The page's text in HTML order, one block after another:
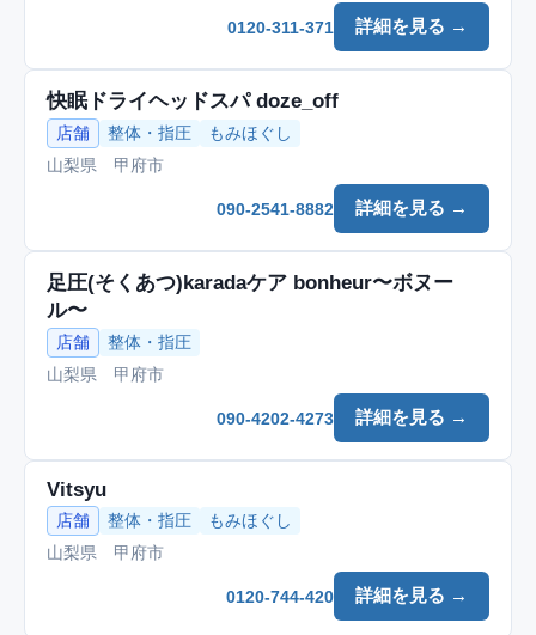
詳細を見る →
0120-311-371
快眠ドライヘッドスパ doze_off
店舗 整体・指圧
もみほぐし
山梨県 甲府市
詳細を見る →
090-2541-8882
足圧(そくあつ)karadaケア bonheur〜ボヌー
ル〜
店舗
整体・指圧
山梨県 甲府市
詳細を見る →
090-4202-4273
Vitsyu
店舗 整体・指圧
もみほぐし
山梨県 甲府市
詳細を見る →
0120-744-420